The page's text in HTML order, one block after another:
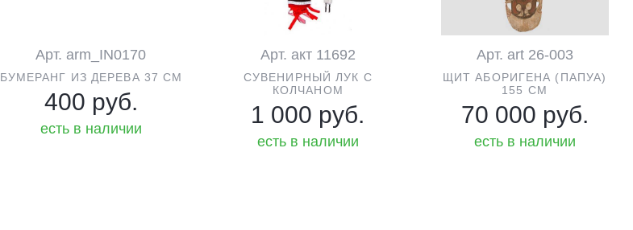
Арт. arm_IN0170
БУМЕРАНГ ИЗ ДЕРЕВА 37 СМ
400 руб.
есть в наличии
Арт. акт 11692
СУВЕНИРНЫЙ ЛУК С
КОЛЧАНОМ
1 000 руб.
есть в наличии
Арт. art 26-003
ЩИТ АБОРИГЕНА (ПАПУА)
155 CM
70 000 руб.
есть в наличии